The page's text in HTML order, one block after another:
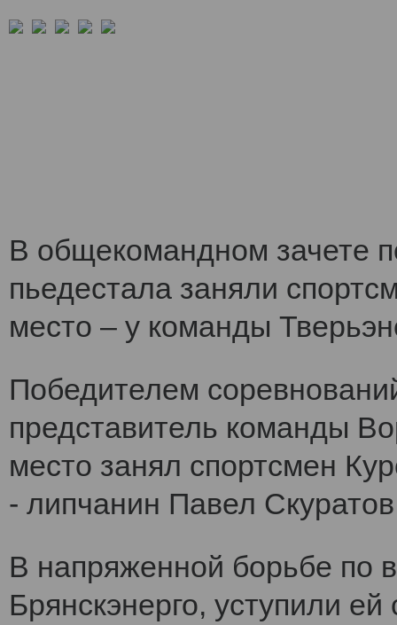
В общекомандном зачете
пьедестала заняли
место – у команды
Победителем
представитель команды
место занял спортсмен
- липчанин Павел
В напряженной борьбе по
Брянскэнерго, уступили